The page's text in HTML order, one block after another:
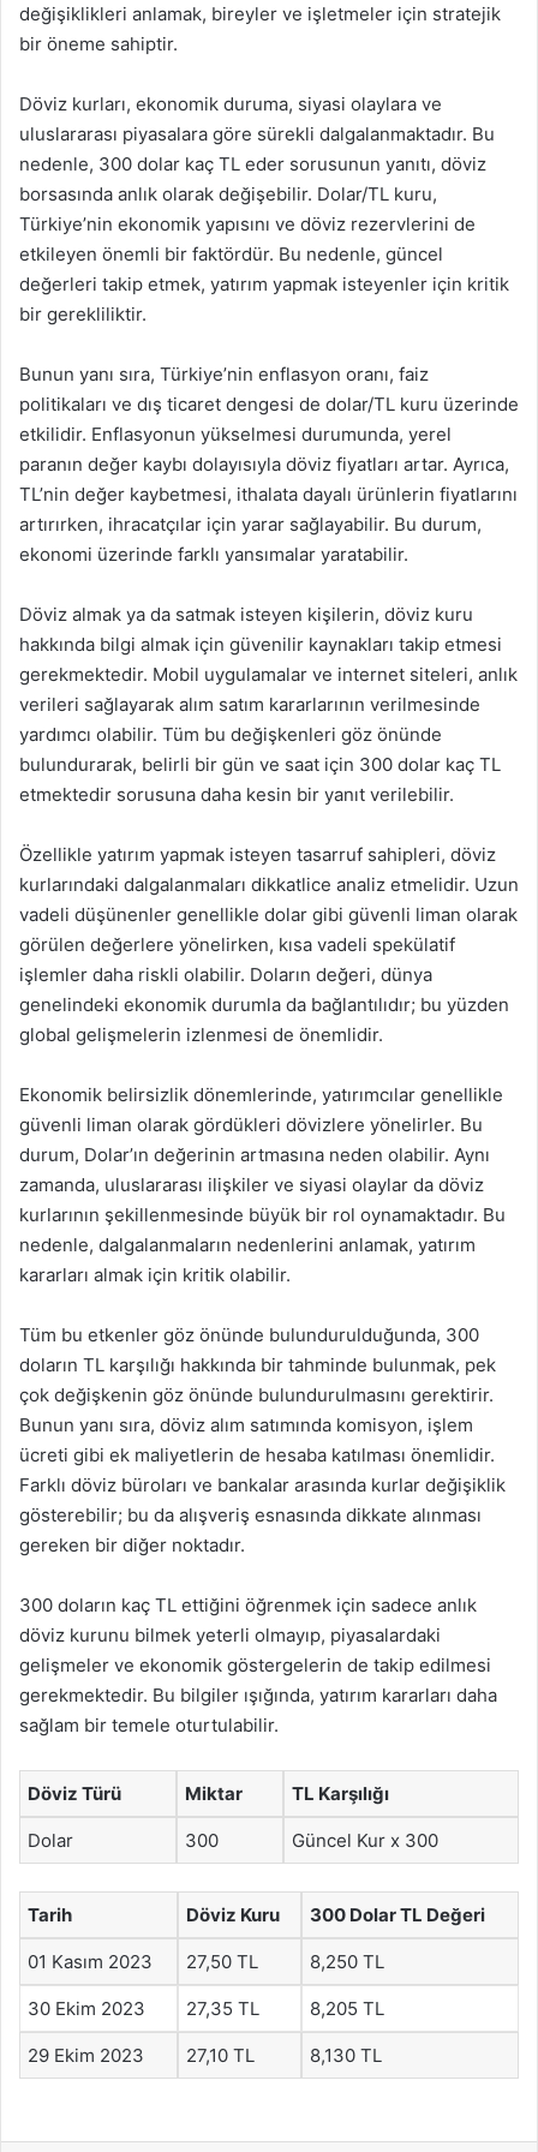
değişiklikleri anlamak, bireyler ve işletmeler için stratejik
bir öneme sahiptir.
Döviz kurları, ekonomik duruma, siyasi olaylara ve
uluslararası piyasalara göre sürekli dalgalanmaktadır. Bu
nedenle, 300 dolar kaç TL eder sorusunun yanıtı, döviz
borsasında anlık olarak değişebilir. Dolar/TL kuru,
Türkiye’nin ekonomik yapısını ve döviz rezervlerini de
etkileyen önemli bir faktördür. Bu nedenle, güncel
değerleri takip etmek, yatırım yapmak isteyenler için kritik
bir gerekliliktir.
Bunun yanı sıra, Türkiye’nin enflasyon oranı, faiz
politikaları ve dış ticaret dengesi de dolar/TL kuru üzerinde
etkilidir. Enflasyonun yükselmesi durumunda, yerel
paranın değer kaybı dolayısıyla döviz fiyatları artar. Ayrıca,
TL’nin değer kaybetmesi, ithalata dayalı ürünlerin fiyatlarını
artırırken, ihracatçılar için yarar sağlayabilir. Bu durum,
ekonomi üzerinde farklı yansımalar yaratabilir.
Döviz almak ya da satmak isteyen kişilerin, döviz kuru
hakkında bilgi almak için güvenilir kaynakları takip etmesi
gerekmektedir. Mobil uygulamalar ve internet siteleri, anlık
verileri sağlayarak alım satım kararlarının verilmesinde
yardımcı olabilir. Tüm bu değişkenleri göz önünde
bulundurarak, belirli bir gün ve saat için 300 dolar kaç TL
etmektedir sorusuna daha kesin bir yanıt verilebilir.
Özellikle yatırım yapmak isteyen tasarruf sahipleri, döviz
kurlarındaki dalgalanmaları dikkatlice analiz etmelidir. Uzun
vadeli düşünenler genellikle dolar gibi güvenli liman olarak
görülen değerlere yönelirken, kısa vadeli spekülatif
işlemler daha riskli olabilir. Doların değeri, dünya
genelindeki ekonomik durumla da bağlantılıdır; bu yüzden
global gelişmelerin izlenmesi de önemlidir.
Ekonomik belirsizlik dönemlerinde, yatırımcılar genellikle
güvenli liman olarak gördükleri dövizlere yönelirler. Bu
durum, Dolar’ın değerinin artmasına neden olabilir. Aynı
zamanda, uluslararası ilişkiler ve siyasi olaylar da döviz
kurlarının şekillenmesinde büyük bir rol oynamaktadır. Bu
nedenle, dalgalanmaların nedenlerini anlamak, yatırım
kararları almak için kritik olabilir.
Tüm bu etkenler göz önünde bulundurulduğunda, 300
doların TL karşılığı hakkında bir tahminde bulunmak, pek
çok değişkenin göz önünde bulundurulmasını gerektirir.
Bunun yanı sıra, döviz alım satımında komisyon, işlem
ücreti gibi ek maliyetlerin de hesaba katılması önemlidir.
Farklı döviz büroları ve bankalar arasında kurlar değişiklik
gösterebilir; bu da alışveriş esnasında dikkate alınması
gereken bir diğer noktadır.
300 doların kaç TL ettiğini öğrenmek için sadece anlık
döviz kurunu bilmek yeterli olmayıp, piyasalardaki
gelişmeler ve ekonomik göstergelerin de takip edilmesi
gerekmektedir. Bu bilgiler ışığında, yatırım kararları daha
sağlam bir temele oturtulabilir.
Döviz Türü Miktar TL Karşılığı
Dolar 300 Güncel Kur x 300
Tarih Döviz Kuru 300 Dolar TL Değeri
01 Kasım 2023 27,50 TL 8,250 TL
30 Ekim 2023 27,35 TL 8,205 TL
29 Ekim 2023 27,10 TL 8,130 TL